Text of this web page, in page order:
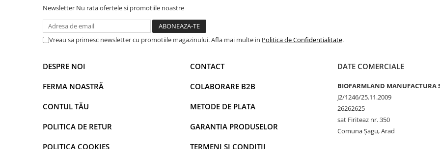
Newsletter Nu rata ofertele si promotiile noastre
Vreau sa primesc newsletter cu promotiile magazinului. Afla mai multe in Politica de Confidentialitate.
DESPRE NOI
FERMA NOASTRĂ
CONTUL TĂU
POLITICA DE RETUR
POLITICA COOKIES
CONTACT
COLABORARE B2B
METODE DE PLATA
GARANTIA PRODUSELOR
TERMENI SI CONDITII
DATE COMERCIALE
BIOFARMLAND MANUFACTURA
J2/1246/25.11.2009
26262625
sat Firiteaz nr. 350
Comuna Șagu, Arad